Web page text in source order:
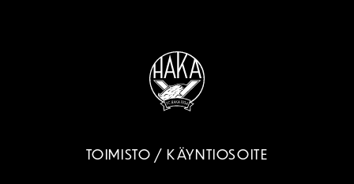
TOIMISTO / KÄYNTIOSOITE